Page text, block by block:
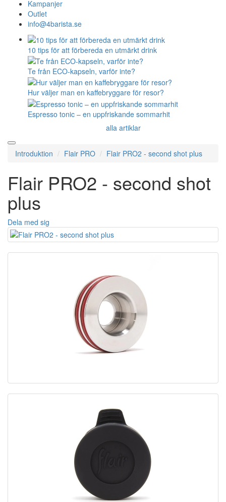
Kampanjer
Outlet
info@4barista.se
10 tips för att förbereda en utmärkt drink
Te från ECO-kapseln, varför inte?
Hur väljer man en kaffebryggare för resor?
Espresso tonic – en uppfriskande sommarhit
alla artiklar
Introduktion Flair PRO Flair PRO2 - second shot plus
Flair PRO2 - second shot
plus
Dela med sig